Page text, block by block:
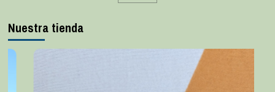
Nuestra tienda